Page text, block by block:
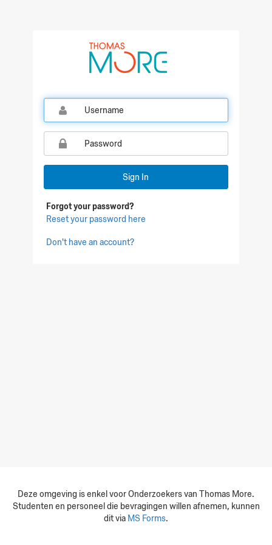
Qualtrics Sign In
Sign In
Forgot your password?
Reset your password here
Don't have an account?
Deze omgeving is enkel voor Onderzoekers van Thomas More.
Studenten en personeel die bevragingen willen afnemen, kunnen
dit via MS Forms.